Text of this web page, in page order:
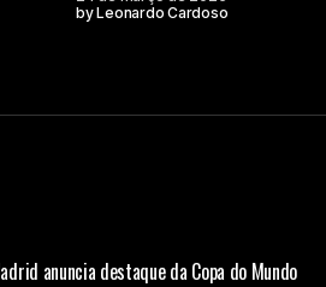
byLeonardo Cardoso
anuncia destaque da Copa do Mundo